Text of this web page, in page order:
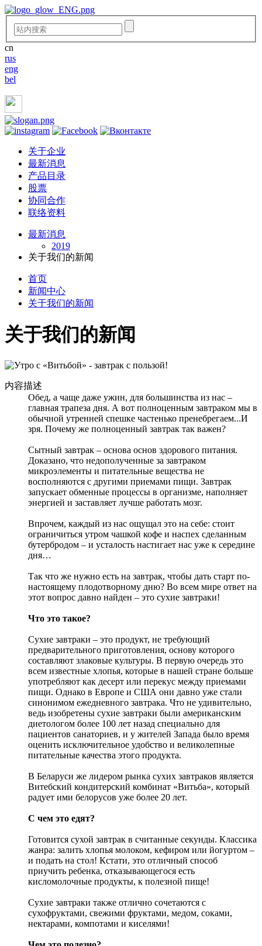
cn
rus
eng
bel
关于企业
最新消息
产品目录
股票
协同合作
联络资料
最新消息
2019
关于我们的新闻
首页
新闻中心
关于我们的新闻
关于我们的新闻
内容描述
Обед, а чаще даже ужин, для большинства из нас –
главная трапеза дня. А вот полноценным завтраком мы в
обычной утренней спешке частенько пренебрегаем...И
зря. Почему же полноценный завтрак так важен?
Сытный завтрак – основа основ здорового питания.
Доказано, что недополученные за завтраком
микроэлементы и питательные вещества не
восполняются с другими приемами пищи. Завтрак
запускает обменные процессы в организме, наполняет
энергией и заставляет лучше работать мозг.
Впрочем, каждый из нас ощущал это на себе: стоит
ограничиться утром чашкой кофе и наспех сделанным
бутербродом – и усталость настигает нас уже к середине
дня…
Так что же нужно есть на завтрак, чтобы дать старт по-
настоящему плодотворному дню? Во всем мире ответ на
этот вопрос давно найден – это сухие завтраки!
Что это такое?
Сухие завтраки – это продукт, не требующий
предварительного приготовления, основу которого
составляют злаковые культуры. В первую очередь это
всем известные хлопья, которые в нашей стране больше
употребляют как десерт или перекус между приемами
пищи. Однако в Европе и США они давно уже стали
синонимом ежедневного завтрака. Что не удивительно,
ведь изобретены сухие завтраки были американским
диетологом более 100 лет назад специально для
пациентов санаториев, и у жителей Запада было время
оценить исключительное удобство и великолепные
питательные качества этого продукта.
В Беларуси же лидером рынка сухих завтраков является
Витебский кондитерский комбинат «Витьба», который
радует ими белорусов уже более 20 лет.
С чем это едят?
Готовится сухой завтрак в считанные секунды. Классика
жанра: залить хлопья молоком, кефиром или йогуртом –
и подать на стол! Кстати, это отличный способ
приучить ребенка, отказывающегося есть
кисломолочные продукты, к полезной пище!
Сухие завтраки также отлично сочетаются с
сухофруктами, свежими фруктами, медом, соками,
нектарами, компотами и киселями!